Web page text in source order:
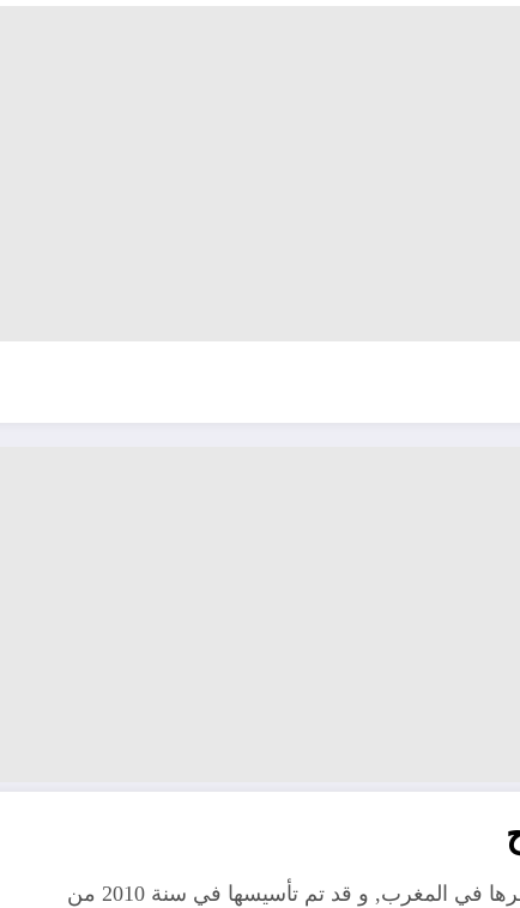
مدونة تقنية يوجد مقرها في المغرب, و قد تم تأسيسها في سنة 2010 من